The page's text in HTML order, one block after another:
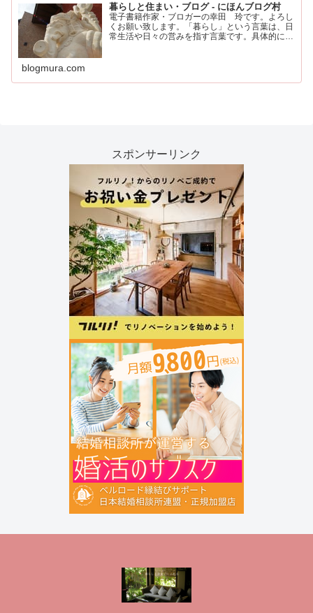
暮らしと住まい・ブログ - にほんブログ村
電子書籍作家・ブロガーの幸田 玲です。よろし
くお願い致します。「暮らし」という言葉は、日
常生活や日々の営みを指す言葉です。具体的に
blogmura.com
スポンサーリンク